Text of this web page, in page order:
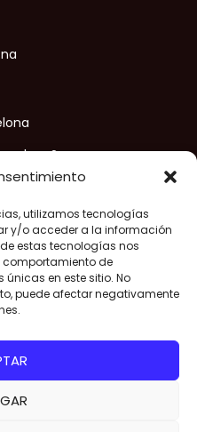
utilizamos tecnologías
y/o acceder a la información
estas tecnologías nos
de
en este sitio. No
puede afectar negativamente
els drets reservats –
Politica de cookies/Condicions